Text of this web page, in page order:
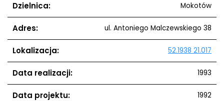
Dzielnica: Mokotów
Adres: ul. Antoniego Malczewskiego 38
Lokalizacja: 52.1938 21.017
Data realizacji: 1993
Data projektu: 1992